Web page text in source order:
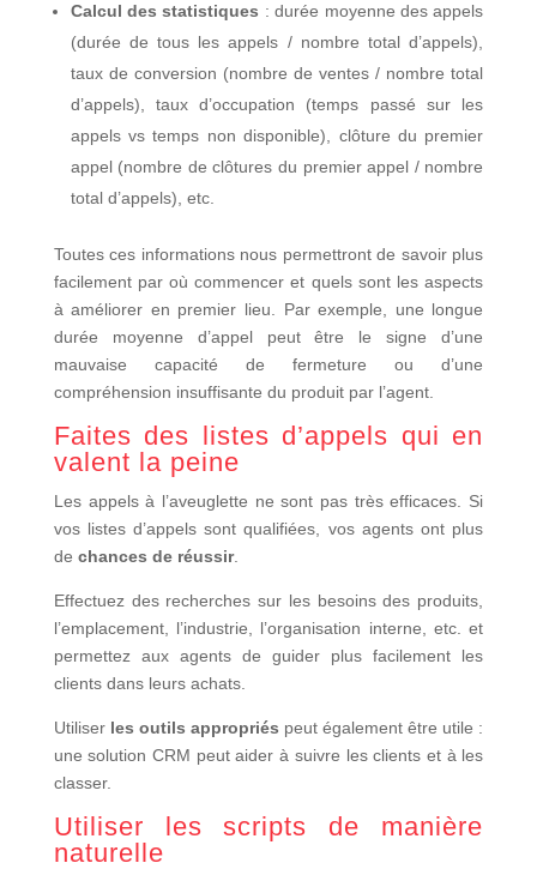
Calcul des statistiques : durée moyenne des appels
(durée de tous les appels / nombre total d’appels),
taux de conversion (nombre de ventes / nombre total
d’appels), taux d’occupation (temps passé sur les
appels vs temps non disponible), clôture du premier
appel (nombre de clôtures du premier appel / nombre
total d’appels), etc.
Toutes ces informations nous permettront de savoir plus
facilement par où commencer et quels sont les aspects
à améliorer en premier lieu. Par exemple, une longue
durée moyenne d’appel peut être le signe d’une
mauvaise capacité de fermeture ou d’une
compréhension insuffisante du produit par l’agent.
Faites des listes d’appels qui en
valent la peine
Les appels à l’aveuglette ne sont pas très efficaces. Si
vos listes d’appels sont qualifiées, vos agents ont plus
de chances de réussir.
Effectuez des recherches sur les besoins des produits,
l’emplacement, l’industrie, l’organisation interne, etc. et
permettez aux agents de guider plus facilement les
clients dans leurs achats.
Utiliser les outils appropriés peut également être utile :
une solution CRM peut aider à suivre les clients et à les
classer.
Utiliser les scripts de manière
naturelle